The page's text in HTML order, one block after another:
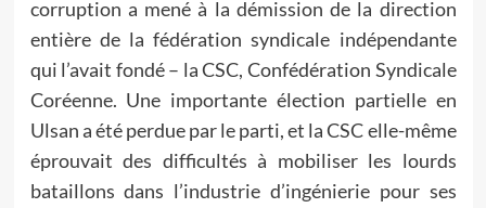
corruption a mené à la démission de la direction
entière de la fédération syndicale indépendante
qui l’avait fondé – la CSC, Confédération Syndicale
Coréenne. Une importante élection partielle en
Ulsan a été perdue par le parti, et la CSC elle-même
éprouvait des difficultés à mobiliser les lourds
bataillons dans l’industrie d’ingénierie pour ses